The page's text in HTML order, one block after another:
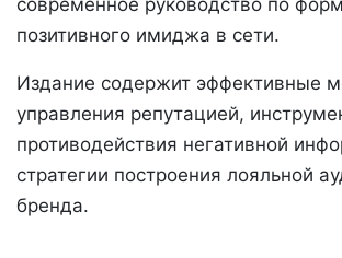
современное руководство по
позитивного имиджа в сети.
Издание содержит эффективные
управления репутацией,
противодействия негативной
стратегии построения лояльной
бренда.